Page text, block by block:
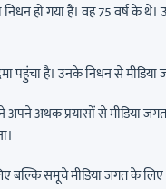
हो गया है। वह 75 वर्ष के
पहुंचा है। उनके निधन से
अपने अथक प्रयासों से
बल्कि समूचे मीडिया जगत के